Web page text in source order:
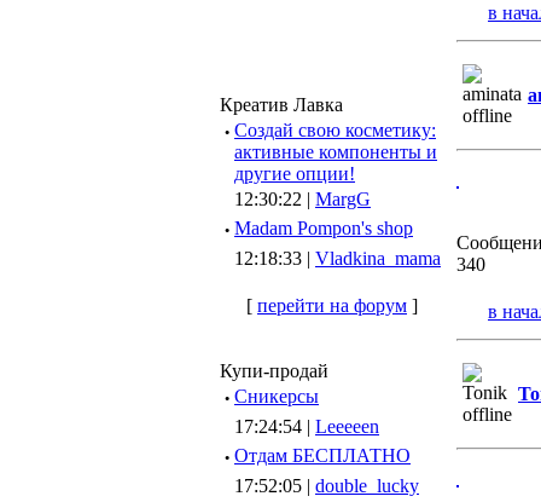
Креатив Лавка
· Создай свою косметику:
активные компоненты и
другие опции!
12:30:22 | MargG
· Madam Pompon's shop
12:18:33 | Vladkina_mama
[ перейти на форум ]
Купи-продай
· Сникерсы
17:24:54 | Leeeeen
· Отдам БЕСПЛАТНО
17:52:05 | double_lucky
в
340
в